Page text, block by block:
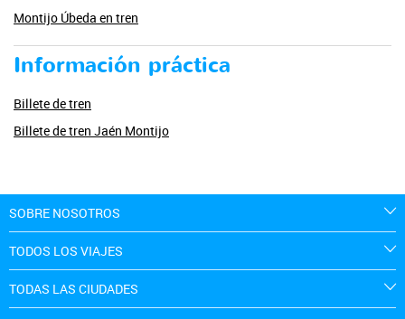
Montijo Úbeda en tren
Información práctica
Billete de tren
Billete de tren Jaén Montijo
SOBRE NOSOTROS
TODOS LOS VIAJES
TODAS LAS CIUDADES